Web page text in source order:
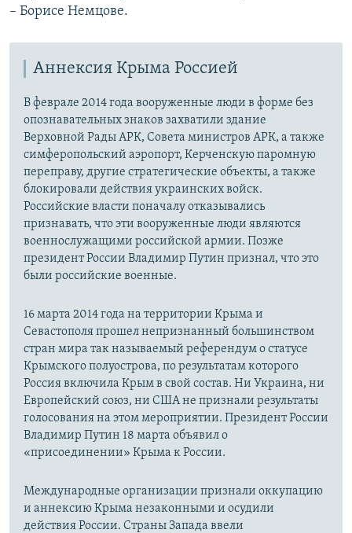
– Борисе Немцове.
Аннексия Крыма Россией
В феврале 2014 года вооруженные люди в форме без
опознавательных знаков захватили здание
Верховной Рады АРК, Совета министров АРК, а также
симферопольский аэропорт, Керченскую паромную
переправу, другие стратегические объекты, а также
блокировали действия украинских войск.
Российские власти поначалу отказывались
признавать, что эти вооруженные люди являются
военнослужащими российской армии. Позже
президент России Владимир Путин признал, что это
были российские военные.
16 марта 2014 года на территории Крыма и
Севастополя прошел непризнанный большинством
стран мира так называемый референдум о статусе
Крымского полуострова, по результатам которого
Россия включила Крым в свой состав. Ни Украина, ни
Европейский союз, ни США не признали результаты
голосования на этом мероприятии. Президент России
Владимир Путин 18 марта объявил о
«присоединении» Крыма к России.
Международные организации признали оккупацию
и аннексию Крыма незаконными и осудили
действия России. Страны Запада ввели